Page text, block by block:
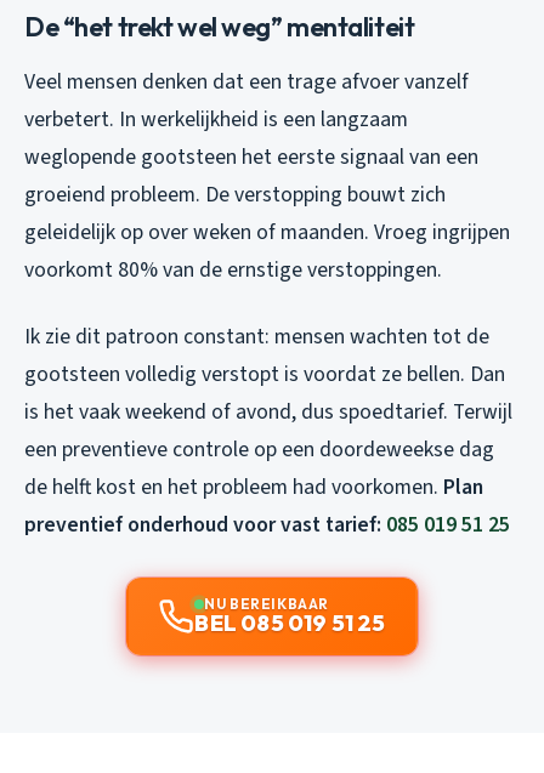
De “het trekt wel weg” mentaliteit
Veel mensen denken dat een trage afvoer vanzelf
verbetert. In werkelijkheid is een langzaam
weglopende gootsteen het eerste signaal van een
groeiend probleem. De verstopping bouwt zich
geleidelijk op over weken of maanden. Vroeg ingrijpen
voorkomt 80% van de ernstige verstoppingen.
Ik zie dit patroon constant: mensen wachten tot de
gootsteen volledig verstopt is voordat ze bellen. Dan
is het vaak weekend of avond, dus spoedtarief. Terwijl
een preventieve controle op een doordeweekse dag
de helft kost en het probleem had voorkomen. Plan
preventief onderhoud voor vast tarief: 085 019 51 25
NU BEREIKBAAR
BEL 085 019 51 25